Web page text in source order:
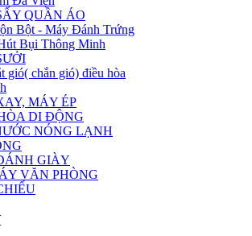
QUẦN ÁO
Bột - Máy Đánh Trứng
Bụi Thông Minh
gió( chắn gió) điều hòa
MÁY ÉP
DI ĐỘNG
NÓNG LẠNH
GIÀY
VĂN PHÒNG